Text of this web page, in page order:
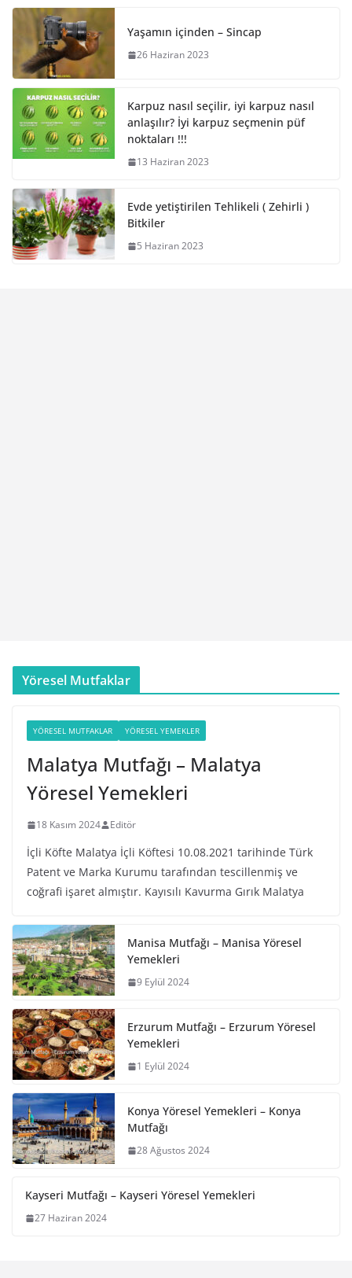
Yaşamın içinden – Sincap
26 Haziran 2023
Karpuz nasıl seçilir, iyi karpuz nasıl
anlaşılır? İyi karpuz seçmenin püf
noktaları !!!
13 Haziran 2023
Evde yetiştirilen Tehlikeli ( Zehirli )
Bitkiler
5 Haziran 2023
Yöresel Mutfaklar
YÖRESEL MUTFAKLAR YÖRESEL YEMEKLER
Malatya Mutfağı – Malatya
Yöresel Yemekleri
18 Kasım 2024 Editör
İçli Köfte Malatya İçli Köftesi 10.08.2021 tarihinde Türk
Patent ve Marka Kurumu tarafından tescillenmiş ve
coğrafi işaret almıştır. Kayısılı Kavurma Gırık Malatya
Manisa Mutfağı – Manisa Yöresel
Yemekleri
9 Eylül 2024
Erzurum Mutfağı – Erzurum Yöresel
Yemekleri
1 Eylül 2024
Konya Yöresel Yemekleri – Konya
Mutfağı
28 Ağustos 2024
Kayseri Mutfağı – Kayseri Yöresel Yemekleri
27 Haziran 2024